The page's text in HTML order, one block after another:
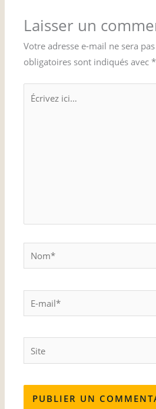
Laisser un
Votre adresse e-mail ne sera
obligatoires sont indiqués avec*
mail*